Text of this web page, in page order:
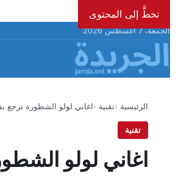
تخطَّ إلى المحتوى
الجمعة، 7 أغسطس 2026
الرئيسية تقنية اغاني لولو الشطورة ترجع بقوة في
تقنية